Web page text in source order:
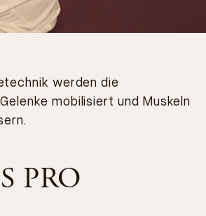
werden die
mobilisiert und Muskeln
PRO